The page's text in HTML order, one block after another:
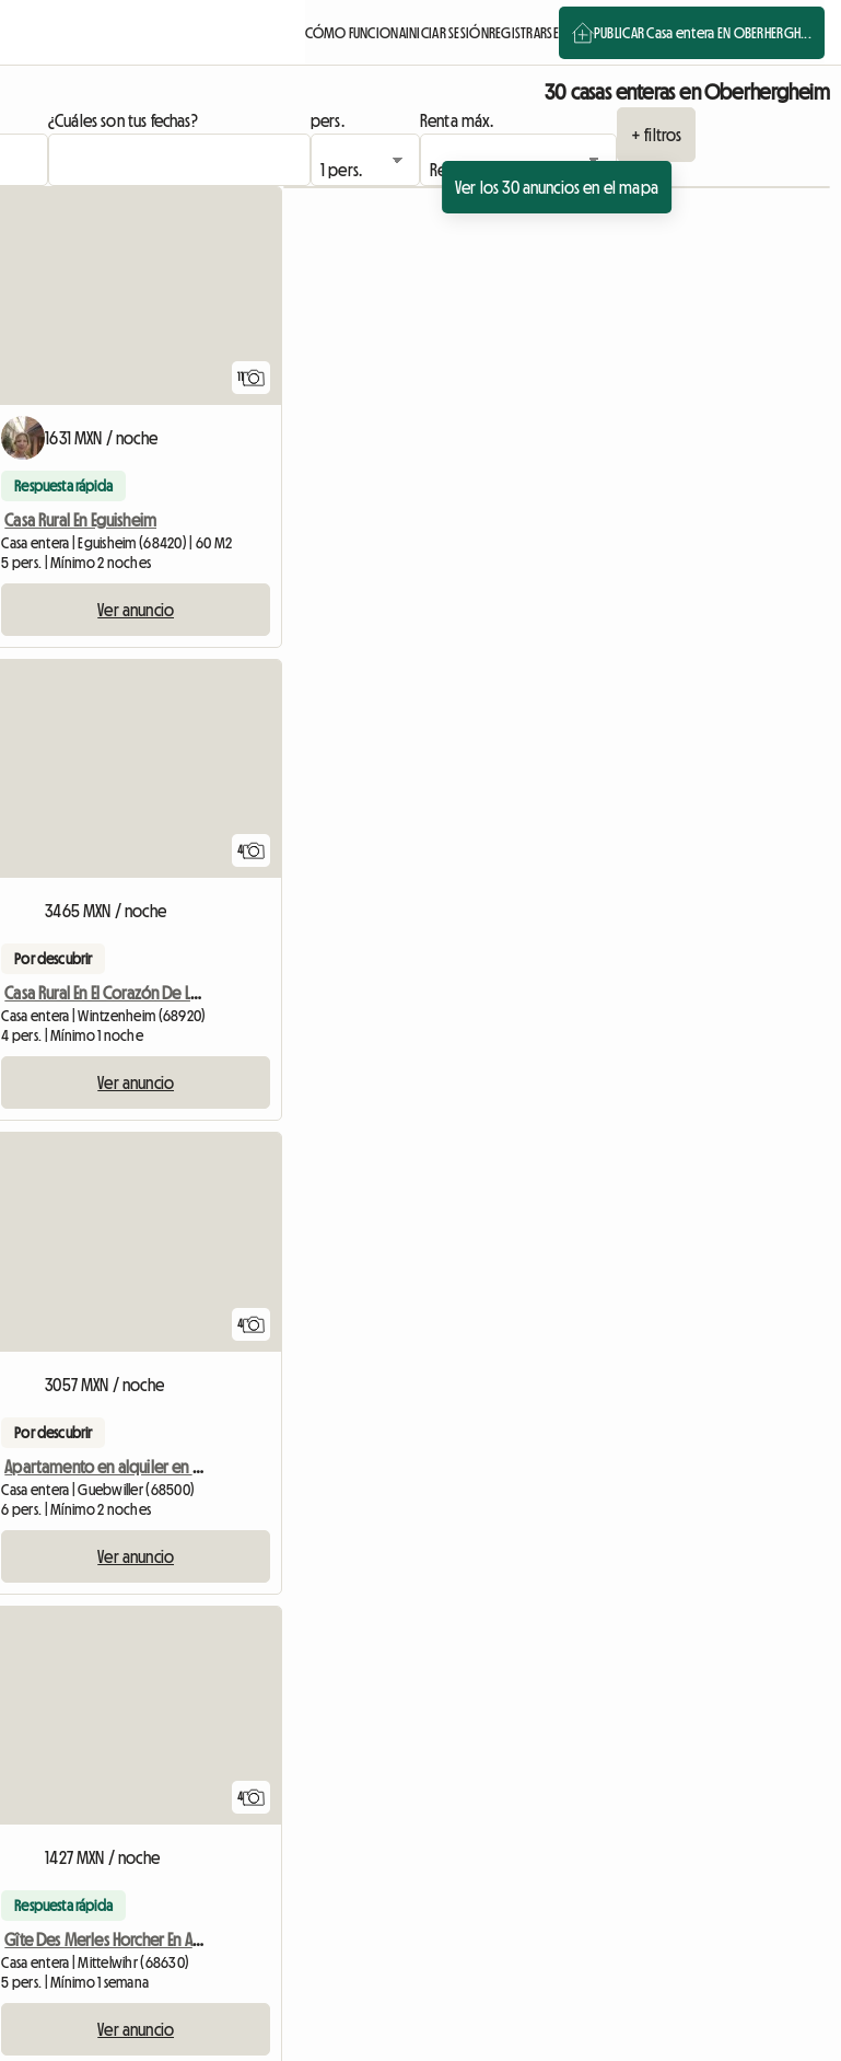
CÓMO FUNCIONAINICIAR SESIÓNREGISTRARSE PUBLICAR Casa entera EN OBERHERGH...
30 casas enteras en Oberhergheim
¿Cuáles son tus fechas? pers.
Renta máx.
+ filtros
Ver los 30 anuncios en el mapa
11
1631 MXN / noche
Respuesta rápida
Casa Rural En Eguisheim
Casa entera | Eguisheim (68420) | 60 M2
5 pers. | Mínimo 2 noches
Ver anuncio
4
3465 MXN / noche
Por descubrir
Casa Rural En El Corazón De La Viña Alsaciana
Casa entera | Wintzenheim (68920)
4 pers. | Mínimo 1 noche
Ver anuncio
4
3057 MXN / noche
Por descubrir
Apartamento en alquiler en Alsacia - Capacidad para 6 a 7 personas - Vistas magníficas
Casa entera | Guebwiller (68500)
6 pers. | Mínimo 2 noches
Ver anuncio
4
1427 MXN / noche
Respuesta rápida
Gîte Des Merles Horcher En Alsacia
Casa entera | Mittelwihr (68630)
5 pers. | Mínimo 1 semana
Ver anuncio